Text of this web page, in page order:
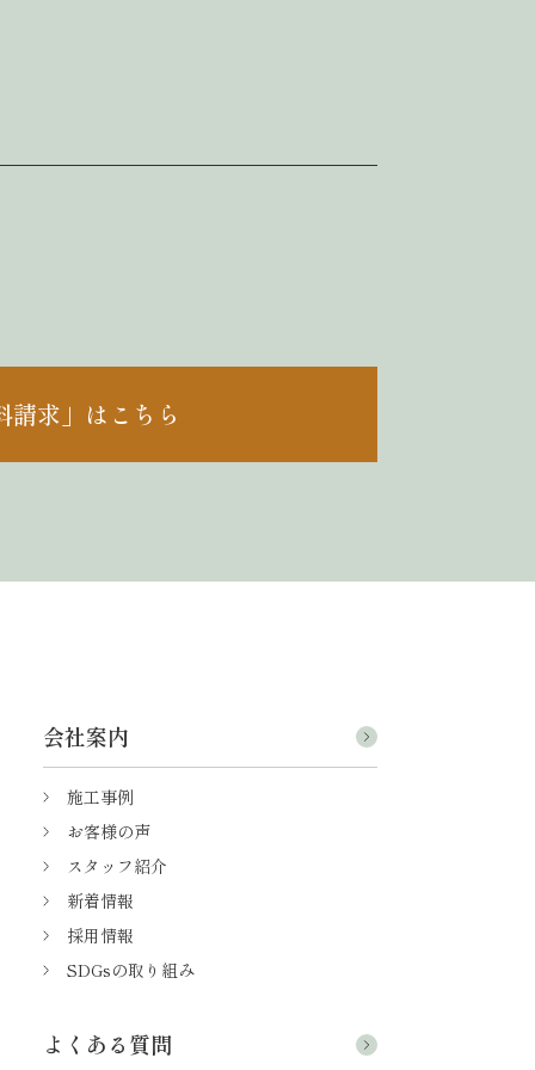
請求」はこちら
会社案内
施工事例
お客様の声
スタッフ紹介
新着情報
採用情報
SDGsの取り組み
よくある質問